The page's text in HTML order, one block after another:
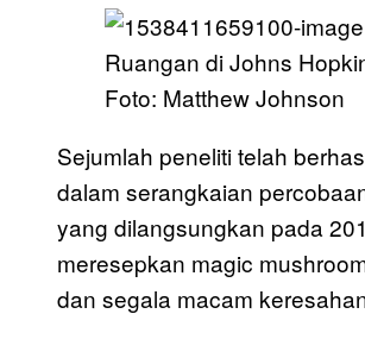
Ruangan di Johns
Foto: Matthew Johnson
Sejumlah peneliti telah
dalam serangkaian
yang dilangsungkan pada
meresepkan magic
dan segala macam